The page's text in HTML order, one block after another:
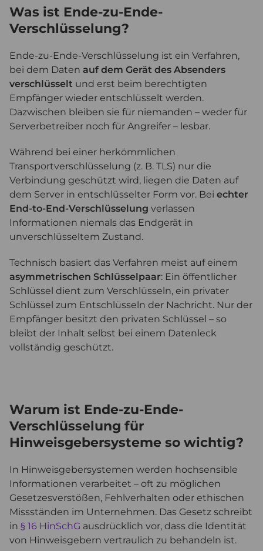
Was ist Ende-zu-Ende-
Verschlüsselung?
Ende-zu-Ende-Verschlüsselung ist ein Verfahren,
bei dem Daten auf dem Gerät des Absenders
verschlüsselt und erst beim berechtigten
Empfänger wieder entschlüsselt werden.
Dazwischen bleiben sie für niemanden – weder für
Serverbetreiber noch für Angreifer – lesbar.
Während bei einer herkömmlichen
Transportverschlüsselung (z. B. TLS) nur die
Verbindung geschützt wird, liegen die Daten auf
dem Server in entschlüsselter Form vor. Bei echter
End-to-End-Verschlüsselung verlassen
Informationen niemals das Endgerät in
unverschlüsseltem Zustand.
Technisch basiert das Verfahren meist auf einem
asymmetrischen Schlüsselpaar: Ein öffentlicher
Schlüssel dient zum Verschlüsseln, ein privater
Schlüssel zum Entschlüsseln der Nachricht. Nur der
Empfänger besitzt den privaten Schlüssel – so
bleibt der Inhalt selbst bei einem Datenleck
vollständig geschützt.
Warum ist Ende-zu-Ende-
Verschlüsselung für
Hinweisgebersysteme so wichtig?
In Hinweisgebersystemen werden hochsensible
Informationen verarbeitet – oft zu möglichen
Gesetzesverstößen, Fehlverhalten oder ethischen
Missständen im Unternehmen. Das Gesetz schreibt
in § 16 HinSchG ausdrücklich vor, dass die Identität
von Hinweisgebern vertraulich zu behandeln ist.